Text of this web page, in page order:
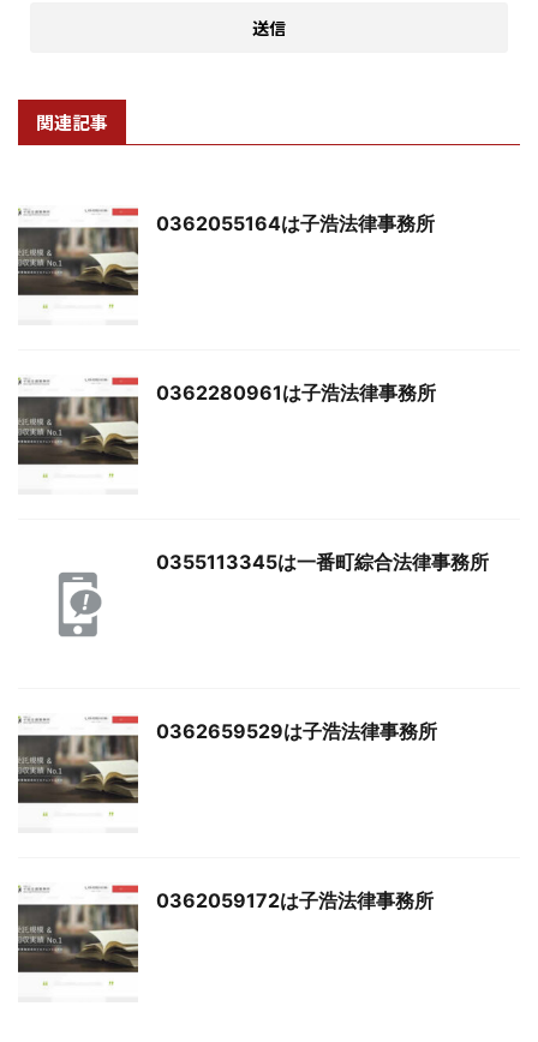
関連記事
0362055164は子浩法律事務所
0362280961は子浩法律事務所
0355113345は一番町綜合法律事務所
0362659529は子浩法律事務所
0362059172は子浩法律事務所